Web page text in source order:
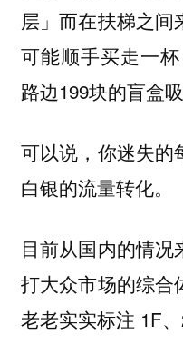
层」而在扶梯之
可能顺手买走一
路边199块的盲盒吸
可以说，你迷失的
白银的流量转化。
目前从国内的情
打大众市场的综合
老老实实标注 1F、